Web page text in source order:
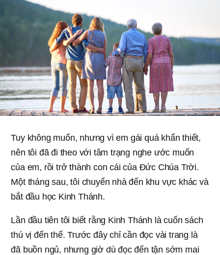
Tuy không muốn, nhưng vì em gái quá khẩn thiết,
nên tôi đã đi theo với tâm trạng nghe ước muốn
của em, rồi trở thành con cái của Đức Chúa Trời.
Một tháng sau, tôi chuyển nhà đến khu vực khác và
bắt đầu học Kinh Thánh.
Lần đầu tiên tôi biết rằng Kinh Thánh là cuốn sách
thú vị đến thế. Trước đây chỉ cần đọc vài trang là
đã buồn ngủ, nhưng giờ dù đọc đến tận sớm mai